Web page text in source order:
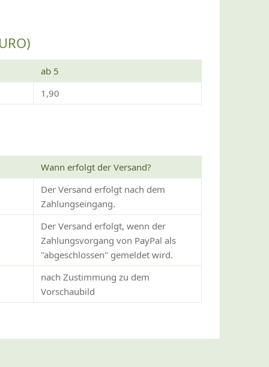
ab 5
1,90
Wann erfolgt der Versand?
Der Versand erfolgt nach dem
Zahlungseingang.
Der Versand erfolgt, wenn der
Zahlungsvorgang von PayPal als
"abgeschlossen" gemeldet wird.
nach Zustimmung zu dem
Vorschaubild